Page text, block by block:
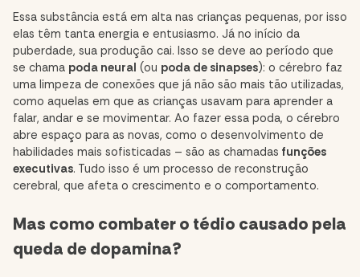
Essa substância está em alta nas crianças pequenas, por isso
elas têm tanta energia e entusiasmo. Já no início da
puberdade, sua produção cai. Isso se deve ao período que
se chama poda neural (ou poda de sinapses): o cérebro faz
uma limpeza de conexões que já não são mais tão utilizadas,
como aquelas em que as crianças usavam para aprender a
falar, andar e se movimentar. Ao fazer essa poda, o cérebro
abre espaço para as novas, como o desenvolvimento de
habilidades mais sofisticadas – são as chamadas funções
executivas. Tudo isso é um processo de reconstrução
cerebral, que afeta o crescimento e o comportamento.
Mas como combater o tédio causado pela
queda de dopamina?